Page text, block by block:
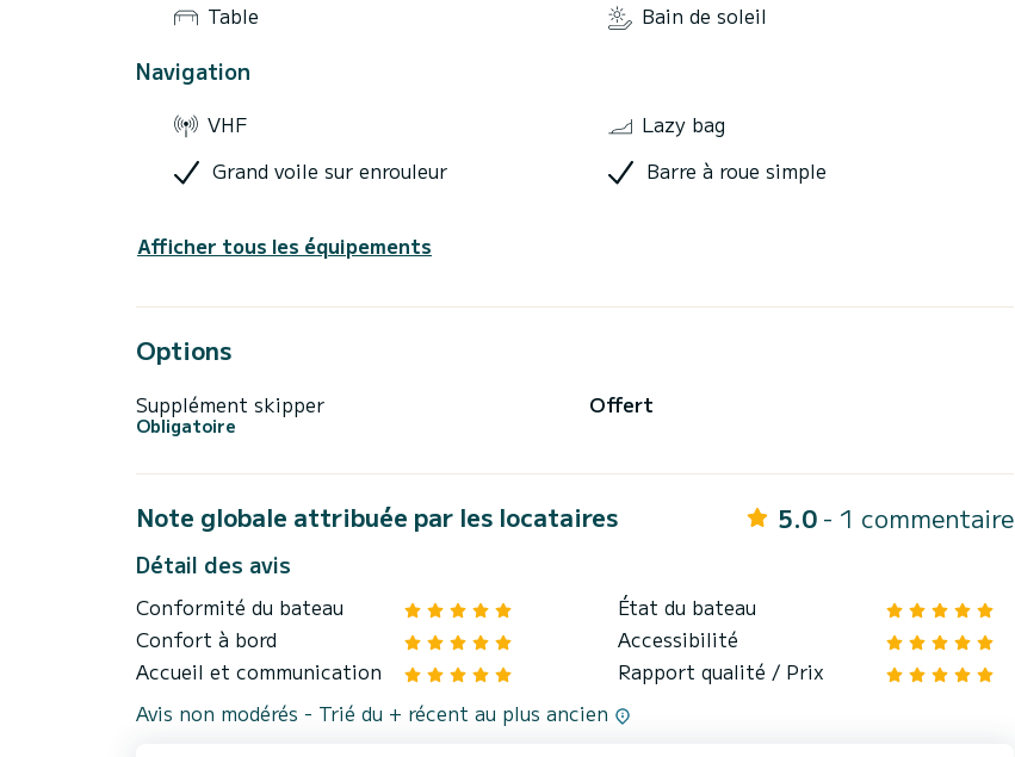
Table Bain de soleil
Navigation
VHF
Lazy bag
Grand voile sur enrouleur
Barre à roue simple
Afficher tous les équipements
Options
Supplément skipper
Obligatoire
Offert
Note globale attribuée par les locataires 5.0 - 1 commentaire
Détail des avis
Conformité du bateau
État du bateau
Confort à bord
Accessibilité
Accueil et communication
Rapport qualité / Prix
Avis non modérés - Trié du + récent au plus ancien